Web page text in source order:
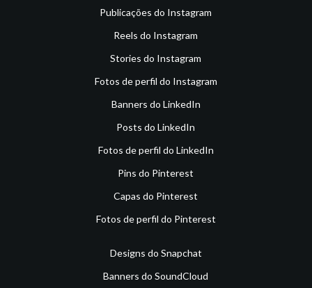
Publicações do Instagram
Reels do Instagram
Stories do Instagram
Fotos de perfil do Instagram
Banners do LinkedIn
Posts do LinkedIn
Fotos de perfil do LinkedIn
Pins do Pinterest
Capas do Pinterest
Fotos de perfil do Pinterest
Designs do Snapchat
Banners do SoundCloud